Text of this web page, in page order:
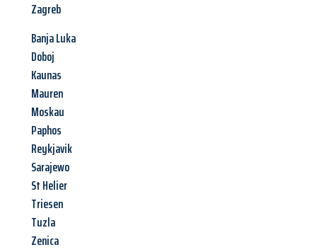
Zagreb
Banja Luka
Doboj
Kaunas
Mauren
Moskau
Paphos
Reykjavik
Sarajewo
St Helier
Triesen
Tuzla
Zenica